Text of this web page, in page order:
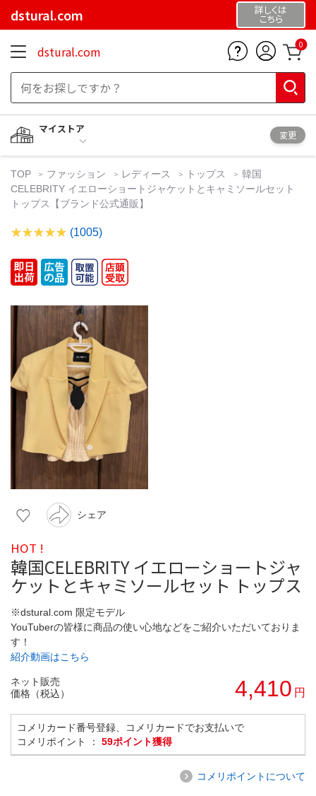
dstural.com 詳しくは
こちら
dstural.com 0
マイストア
変更
TOP ファッション レディース トップス
韓国
CELEBRITY イエローショートジャケットとキャミソールセット
トップス【ブランド公式通販】
(1005)
シェア
HOT !
韓国CELEBRITY イエローショートジャ
ケットとキャミソールセット トップス
※dstural.com 限定モデル
YouTuberの皆様に商品の使い心地などをご紹介いただいておりま
す！
紹介動画はこちら
ネット販売
価格（税込）
4,410 円
コメリカード番号登録、コメリカードでお支払いで
コメリポイント ： 59ポイント獲得
コメリポイントについて